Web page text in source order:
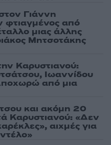
Γιάννη
φτιαγμένος από
μιας άλλης
Μητσοτάκης
Καρυστιανού:
Ιωαννίδου
από μια
και ακόμη 20
Καρυστιανού: «Δεν
αιχμές για